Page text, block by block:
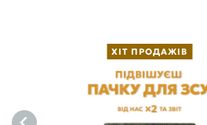
ХІТ ПРОДАЖІВ